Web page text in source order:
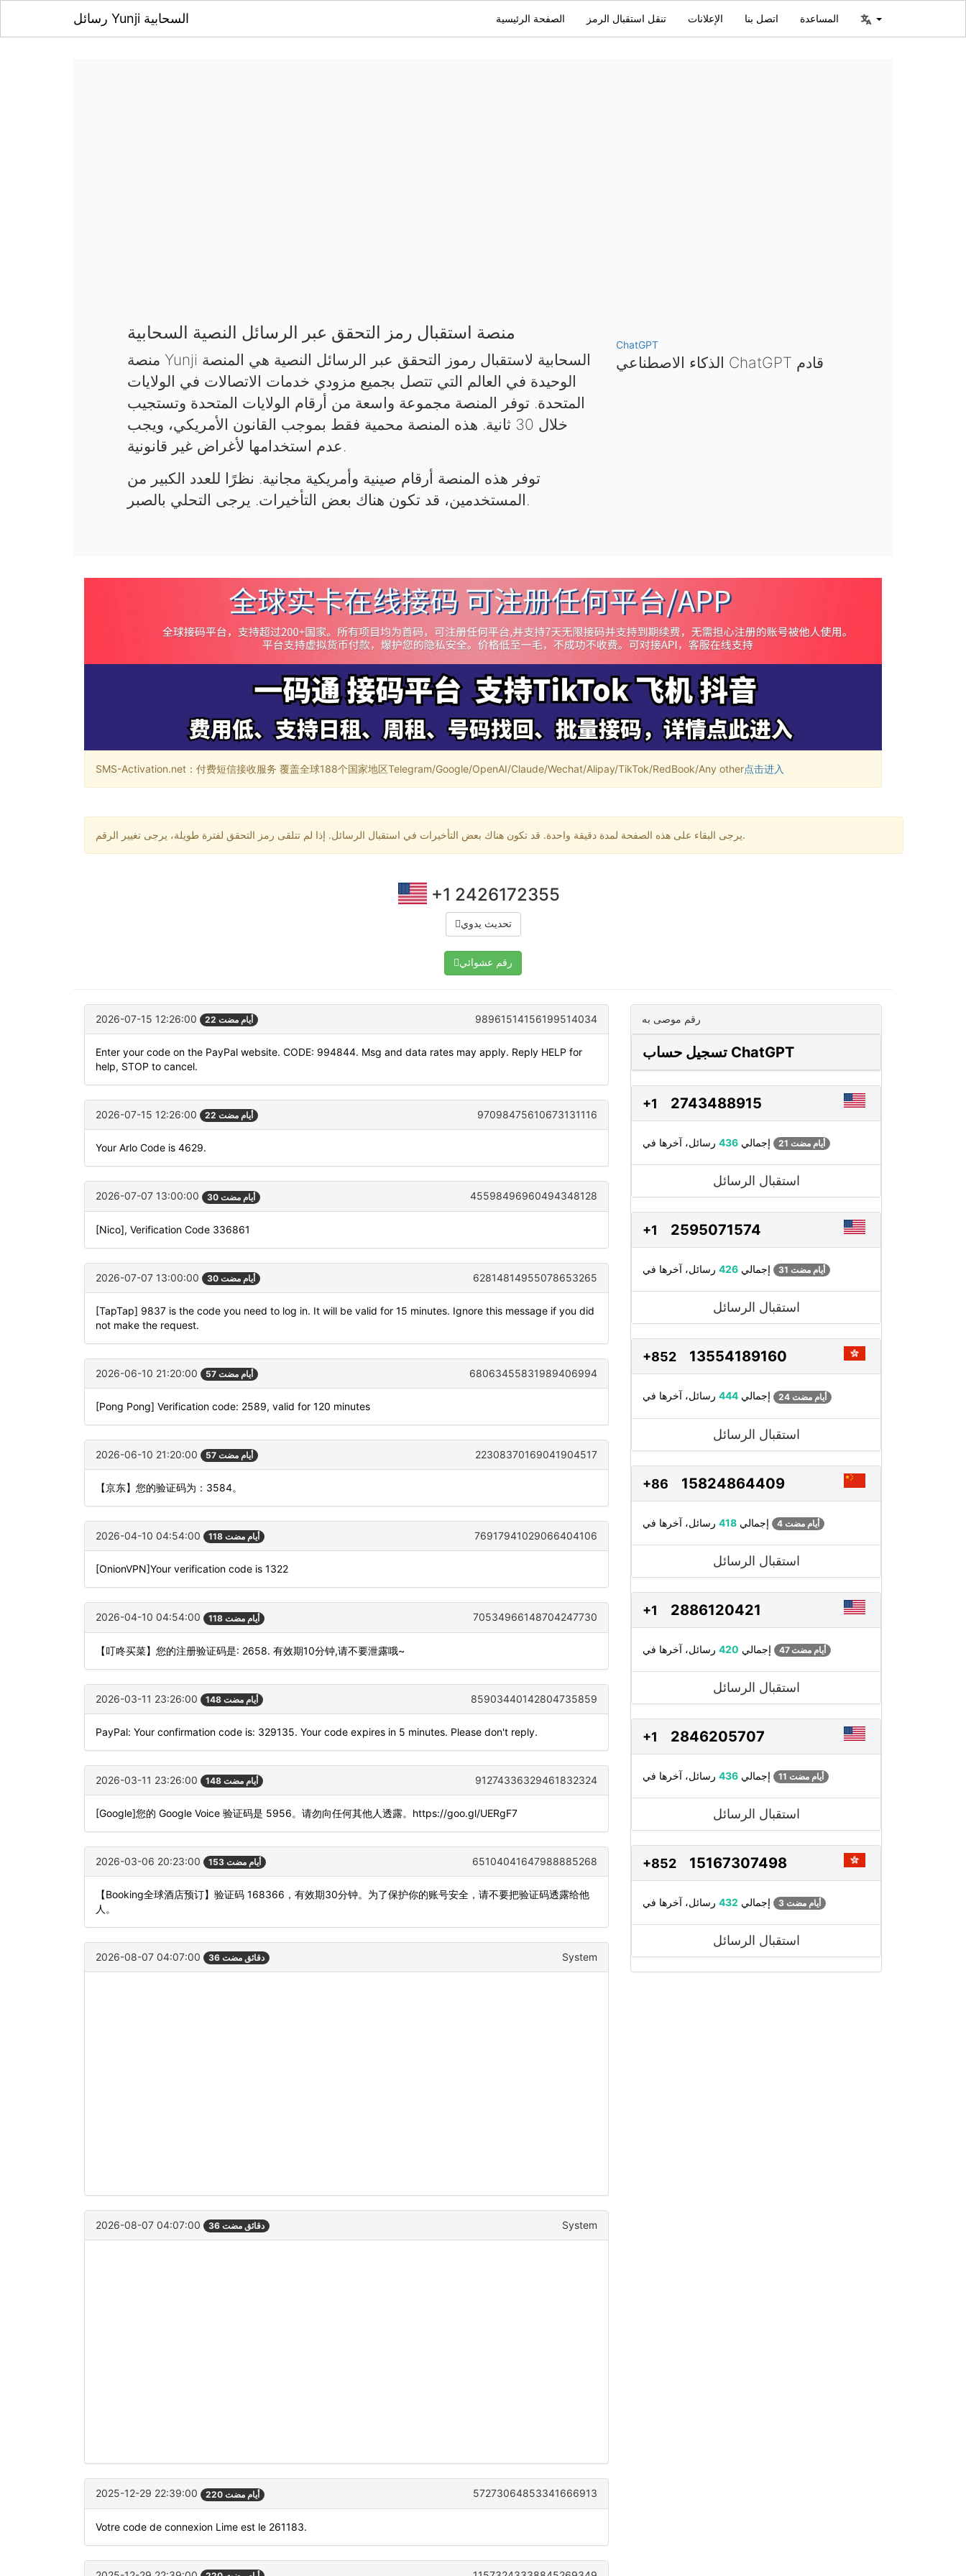
رسائل Yunji السحابية الصفحة الرئيسية تنقل استقبال الرمز الإعلانات اتصل بنا المساعدة
منصة استقبال رمز التحقق عبر الرسائل النصية السحابية
منصة Yunji السحابية لاستقبال رموز التحقق عبر الرسائل النصية هي المنصة
الوحيدة في العالم التي تتصل بجميع مزودي خدمات الاتصالات في الولايات
المتحدة. توفر المنصة مجموعة واسعة من أرقام الولايات المتحدة وتستجيب
خلال 30 ثانية. هذه المنصة محمية فقط بموجب القانون الأمريكي، ويجب
عدم استخدامها لأغراض غير قانونية.
توفر هذه المنصة أرقام صينية وأمريكية مجانية. نظرًا للعدد الكبير من
المستخدمين، قد تكون هناك بعض التأخيرات. يرجى التحلي بالصبر.
ChatGPT
الذكاء الاصطناعي ChatGPT قادم
SMS-Activation.net：付费短信接收服务 覆盖全球188个国家地区Telegram/Google/OpenAI/Claude/Wechat/Alipay/TikTok/RedBook/Any other点击进入
يرجى البقاء على هذه الصفحة لمدة دقيقة واحدة. قد تكون هناك بعض التأخيرات في استقبال الرسائل. إذا لم تتلقى رمز التحقق لفترة طويلة، يرجى تغيير الرقم.
+1 2426172355
تحديث يدوي
رقم عشوائي
2026-07-15 12:26:00 22 أيام مضت 98961514156199514034
Enter your code on the PayPal website. CODE: 994844. Msg and data rates may apply. Reply HELP for
help, STOP to cancel.
2026-07-15 12:26:00 22 أيام مضت 97098475610673131116
Your Arlo Code is 4629.
2026-07-07 13:00:00 30 أيام مضت 45598496960494348128
[Nico], Verification Code 336861
2026-07-07 13:00:00 30 أيام مضت 62814814955078653265
[TapTap] 9837 is the code you need to log in. It will be valid for 15 minutes. Ignore this message if you did
not make the request.
2026-06-10 21:20:00 57 أيام مضت 68063455831989406994
[Pong Pong] Verification code: 2589, valid for 120 minutes
2026-06-10 21:20:00 57 أيام مضت 22308370169041904517
【京东】您的验证码为：3584。
2026-04-10 04:54:00 118 أيام مضت 76917941029066404106
[OnionVPN]Your verification code is 1322
2026-04-10 04:54:00 118 أيام مضت 70534966148704247730
【叮咚买菜】您的注册验证码是: 2658. 有效期10分钟,请不要泄露哦~
2026-03-11 23:26:00 148 أيام مضت 85903440142804735859
PayPal: Your confirmation code is: 329135. Your code expires in 5 minutes. Please don't reply.
2026-03-11 23:26:00 148 أيام مضت 91274336329461832324
[Google]您的 Google Voice 验证码是 5956。请勿向任何其他人透露。https://goo.gl/UERgF7
2026-03-06 20:23:00 153 أيام مضت 65104041647988885268
【Booking全球酒店预订】验证码 168366，有效期30分钟。为了保护你的账号安全，请不要把验证码透露给他
人。
2026-08-07 04:07:00 36 دقائق مضت System
2026-08-07 04:07:00 36 دقائق مضت System
2025-12-29 22:39:00 220 أيام مضت 57273064853341666913
Votre code de connexion Lime est le 261183.
رقم موصى به
تسجيل حساب ChatGPT
+1 2743488915
إجمالي 436 21 أيام مضت
استقبال الرسائل
+1 2595071574
إجمالي 426 31 أيام مضت
استقبال الرسائل
+852 13554189160
إجمالي 444 24 أيام مضت
استقبال الرسائل
+86 15824864409
إجمالي 418 4 أيام مضت
استقبال الرسائل
+1 2886120421
إجمالي 420 47 أيام مضت
استقبال الرسائل
+1 2846205707
إجمالي 436 11 أيام مضت
استقبال الرسائل
+852 15167307498
إجمالي 432 3 أيام مضت
استقبال الرسائل